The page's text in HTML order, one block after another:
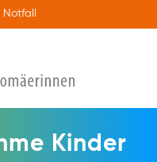
Notfall
Kinder